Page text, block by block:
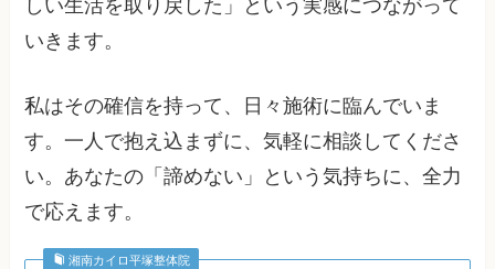
しい生活を取り戻した」という実感につながって
いきます。
私はその確信を持って、日々施術に臨んでいま
す。一人で抱え込まずに、気軽に相談してくださ
い。あなたの「諦めない」という気持ちに、全力
で応えます。
湘南カイロ平塚整体院